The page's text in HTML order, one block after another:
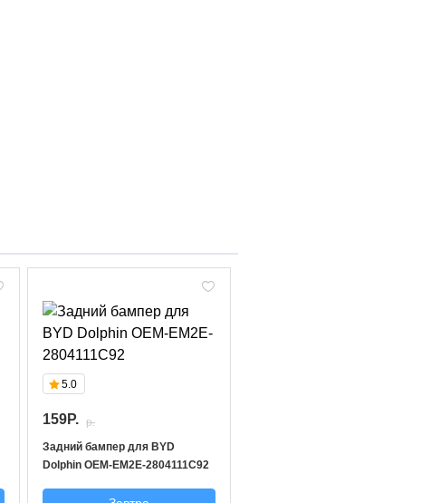
5.0
159P. p.
Задний бампер для BYD
Dolphin OEM-EM2E-2804111C92